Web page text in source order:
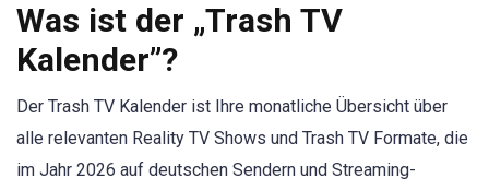
Was ist der „Trash TV
Kalender”?
Der Trash TV Kalender ist Ihre monatliche Übersicht über
alle relevanten Reality TV Shows und Trash TV Formate, die
im Jahr 2026 auf deutschen Sendern und Streaming-